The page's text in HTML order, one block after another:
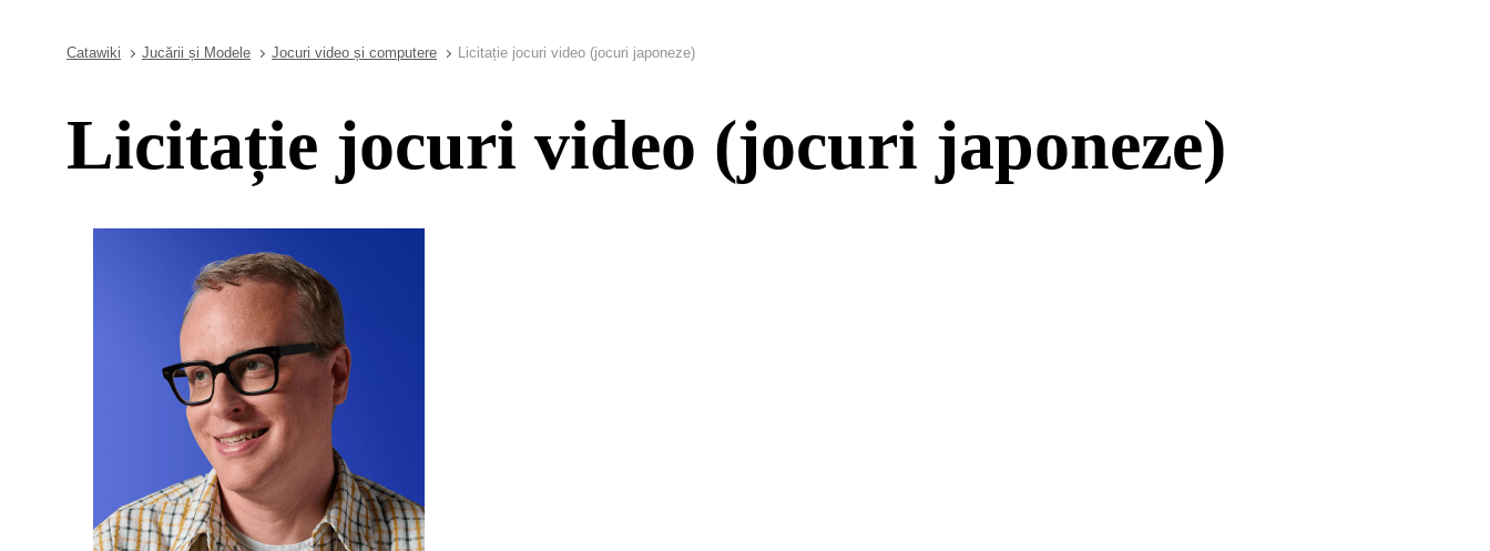
Catawiki Jucării și Modele Jocuri video și computere Licitație jocuri video (jocuri japoneze)
Licitație jocuri video (jocuri japoneze)